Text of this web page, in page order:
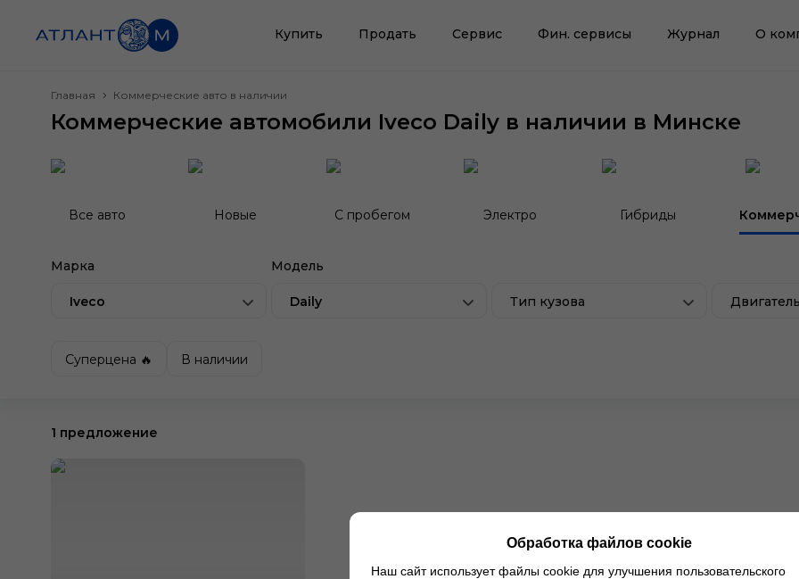
Купить Продать Сервис Фин. сервисы Журнал О
Главная Коммерческие авто в наличии
Коммерческие автомобили Iveco Daily в наличии в Минске
Все авто Новые С пробегом Электро Гибриды
Марка
Iveco
Модель
Daily Тип кузова Двигатель
Суперцена 🔥 В наличии
1 предложение
Обработка файлов cookie
Наш сайт использует файлы cookie для улучшения пользовательского